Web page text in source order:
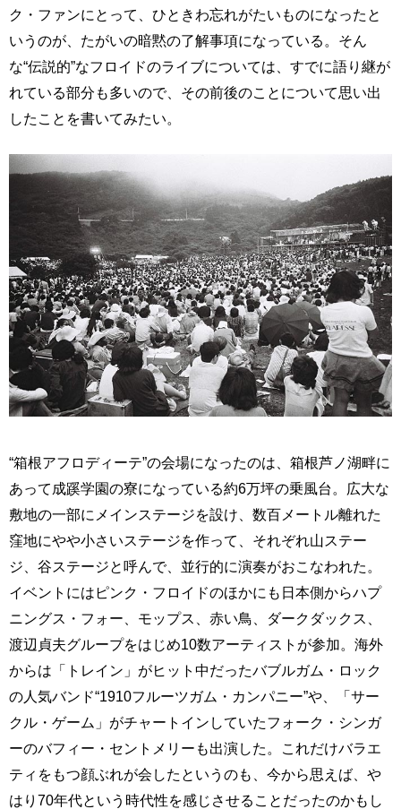
ク・ファンにとって、ひときわ忘れがたいものになったと
いうのが、たがいの暗黙の了解事項になっている。そん
な“伝説的”なフロイドのライブについては、すでに語り継が
れている部分も多いので、その前後のことについて思い出
したことを書いてみたい。
“箱根アフロディーテ”の会場になったのは、箱根芦ノ湖畔に
あって成蹊学園の寮になっている約6万坪の乗風台。広大な
敷地の一部にメインステージを設け、数百メートル離れた
窪地にやや小さいステージを作って、それぞれ山ステー
ジ、谷ステージと呼んで、並行的に演奏がおこなわれた。
イベントにはピンク・フロイドのほかにも日本側からハプ
ニングス・フォー、モップス、赤い鳥、ダークダックス、
渡辺貞夫グループをはじめ10数アーティストが参加。海外
からは「トレイン」がヒット中だったバブルガム・ロック
の人気バンド“1910フルーツガム・カンパニー”や、「サー
クル・ゲーム」がチャートインしていたフォーク・シンガ
ーのバフィー・セントメリーも出演した。これだけバラエ
ティをもつ顔ぶれが会したというのも、今から思えば、や
はり70年代という時代性を感じさせることだったのかもし